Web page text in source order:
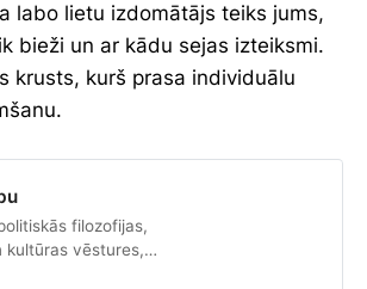
labo lietu izdomātājs teiks jums,
bieži un ar kādu sejas izteiksmi.
krusts, kurš prasa individuālu
filozofijas,
kultūras vēstures,